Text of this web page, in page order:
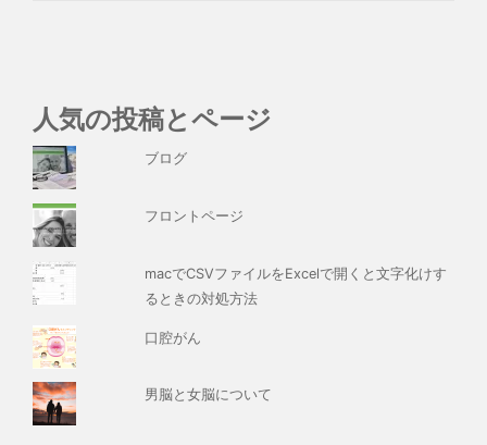
人気の投稿とページ
ブログ
フロントページ
macでCSVファイルをExcelで開くと文字化けす
るときの対処方法
口腔がん
男脳と女脳について